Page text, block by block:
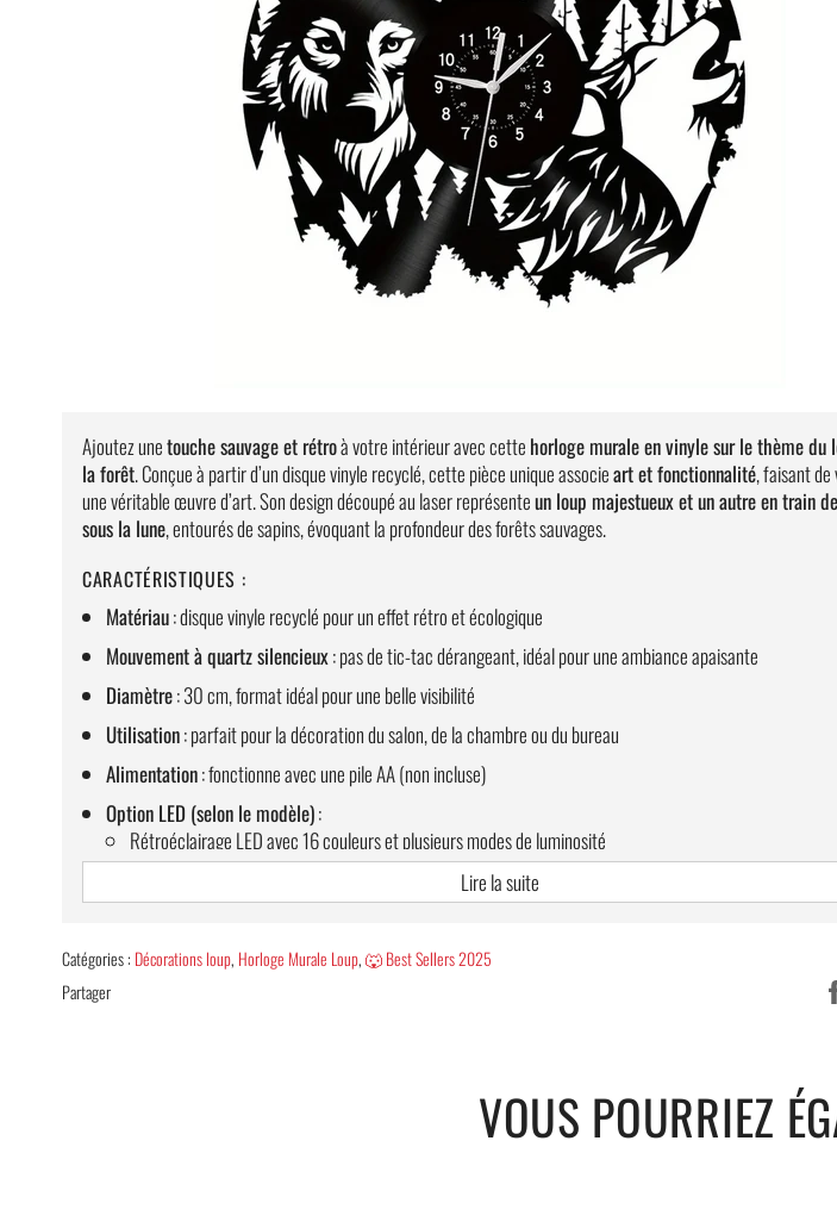
Ajoutez unetouche sauvage et rétroà votre intérieur avec cette horloge murale en vinyle sur le thème du
la forêt. Conçue à partir d’un disque vinyle recyclé, cette pièce unique associeart et fonctionnalité, faisant
une véritable œuvre d’art. Son design découpé au laser représenteun loup majestueux et un autre en train
sous la lune, entourés de sapins, évoquant la profondeur des forêts sauvages.
CARACTÉRISTIQUES :
Matériau: disque vinyle recyclé pour un effet rétro et écologique
Mouvement à quartz silencieux: pas de tic-tac dérangeant, idéal pour une ambiance apaisante
Diamètre: 30 cm, format idéal pour une belle visibilité
Utilisation: parfait pour la décoration du salon, de la chambre ou du bureau
Alimentation: fonctionne avec une pile AA (non incluse)
Option LED (selon le modèle):
Rétroéclairage LED avec 16 couleurs et plusieurs modes de luminosité
Télécommande incluse pour ajuster les effets lumineux
LIVRAISON STANDARD TOTALEMENT OFFERTE
Cette
passionnés de nature et de design vintage.
Lire la suite
Catégories : Décorations loup, Horloge Murale Loup,🐺 Best Sellers 2025
Partager
VOUS POURRIEZ